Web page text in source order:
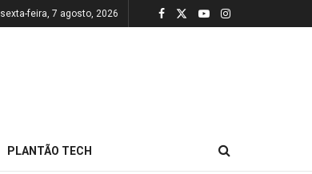
sexta-feira, 7 agosto, 2026
PLANTÃO TECH